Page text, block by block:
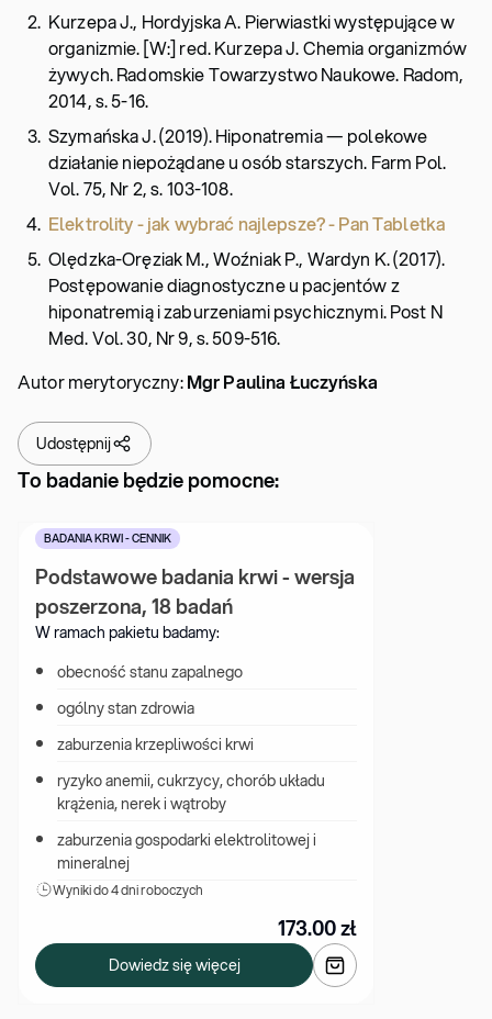
Kurzepa J., Hordyjska A. Pierwiastki występujące w
organizmie. [W:] red. Kurzepa J. Chemia organizmów
żywych. Radomskie Towarzystwo Naukowe. Radom,
2014, s. 5-16.
Szymańska J. (2019). Hiponatremia — polekowe
działanie niepożądane u osób starszych. Farm Pol.
Vol. 75, Nr 2, s. 103-108.
Elektrolity - jak wybrać najlepsze? - Pan Tabletka
Olędzka-Oręziak M., Woźniak P., Wardyn K. (2017).
Postępowanie diagnostyczne u pacjentów z
hiponatremią i zaburzeniami psychicznymi. Post N
Med. Vol. 30, Nr 9, s. 509-516.
Autor merytoryczny:Mgr Paulina Łuczyńska
Udostępnij
To badanie będzie pomocne:
BADANIA KRWI - CENNIK
Podstawowe badania krwi - wersja
poszerzona, 18 badań
W ramach pakietu badamy:
obecność stanu zapalnego
ogólny stan zdrowia
zaburzenia krzepliwości krwi
ryzyko anemii, cukrzycy, chorób układu
krążenia, nerek i wątroby
zaburzenia gospodarki elektrolitowej i
mineralnej
Wyniki do 4 dni roboczych
173.00zł
Dowiedz się więcej